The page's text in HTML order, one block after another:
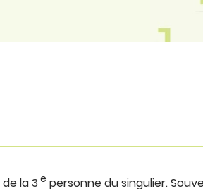
la 3 e personne du singulier.